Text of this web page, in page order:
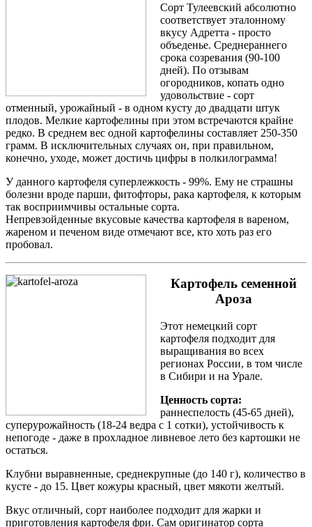
Сорт Тулеевский абсолютно
соответствует эталонному
вкусу Адретта - просто
объеденье. Среднераннего
срока созревания (90-100
дней). По отзывам
огородников, копать одно
удовольствие - сорт
отменный, урожайный - в одном кусту до двадцати штук
плодов. Мелкие картофелины при этом встречаются крайне
редко. В среднем вес одной картофелины составляет 250-350
грамм. В исключительных случаях он, при правильном,
конечно, уходе, может достичь цифры в полкилограмма!
У данного картофеля суперлежкость - 99%. Ему не страшны
болезни вроде парши, фитофторы, рака картофеля, к которым
так восприимчивы остальные сорта.
Непревзойденные вкусовые качества картофеля в вареном,
жареном и печеном виде отмечают все, кто хоть раз его
пробовал.
Картофель семенной
Ароза
Этот немецкий сорт
картофеля подходит для
выращивания во всех
регионах России, в том числе
в Сибири и на Урале.
Ценность сорта:
раннеспелость (45-65 дней),
суперурожайность (18-24 ведра с 1 сотки), устойчивость к
непогоде - даже в прохладное ливневое лето без картошки не
остаться.
Клубни выравненные, среднекрупные (до 140 г), количество в
кусте - до 15. Цвет кожуры красный, цвет мякоти желтый.
Вкус отличный, сорт наиболее подходит для жарки и
приготовления картофеля фри. Сам оригинатор сорта